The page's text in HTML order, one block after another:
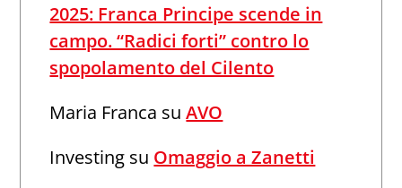
2025: Franca Principe scende in
campo. “Radici forti” contro lo
spopolamento del Cilento
Maria Franca suAVO
Investing su Omaggio a Zanetti